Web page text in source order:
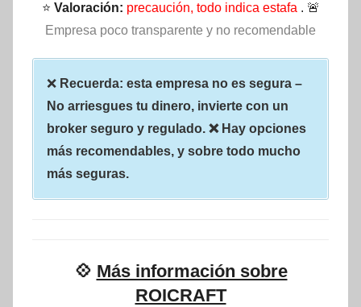
⭐ Valoración: precaución, todo indica estafa . 🚨
Empresa poco transparente y no recomendable
❌ Recuerda: esta empresa no es segura –
No arriesgues tu dinero, invierte con un
broker seguro y regulado. ❌ Hay opciones
más recomendables, y sobre todo mucho
más seguras.
💠 Más información sobre
ROICRAFT